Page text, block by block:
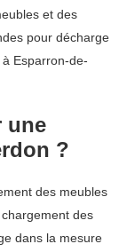
et des
pour décharge
Esparron-de-
une
?
des meubles
des
dans la mesure